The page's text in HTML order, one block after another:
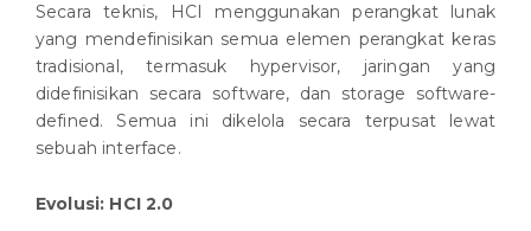
Secara teknis, HCI menggunakan perangkat lunak
yang mendefinisikan semua elemen perangkat keras
tradisional, termasuk hypervisor, jaringan yang
didefinisikan secara software, dan storage software-
defined. Semua ini dikelola secara terpusat lewat
sebuah interface.
Evolusi: HCI 2.0